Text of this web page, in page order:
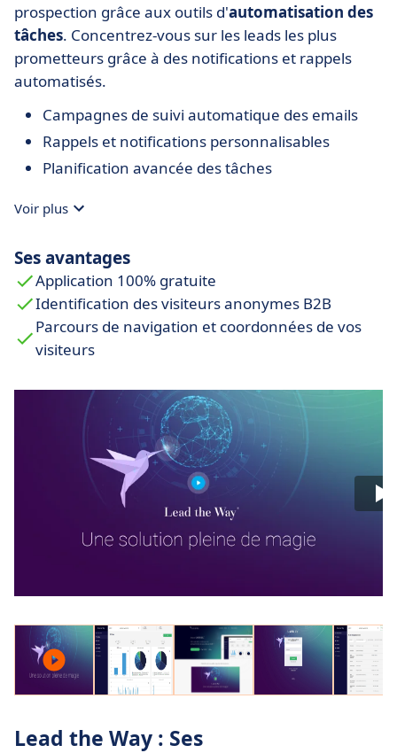
prospection grâce aux outils d'automatisation des
tâches. Concentrez-vous sur les leads les plus
prometteurs grâce à des notifications et rappels
automatisés.
Campagnes de suivi automatique des emails
Rappels et notifications personnalisables
Planification avancée des tâches
Voir plus
Ses avantages
Application 100% gratuite
Identification des visiteurs anonymes B2B
Parcours de navigation et coordonnées de vos
visiteurs
Lead the Way : Ses